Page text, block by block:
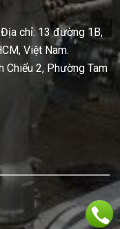
chỉ: 13 đường 1B,
Việt Nam.
Chiểu 2, Phường Tam